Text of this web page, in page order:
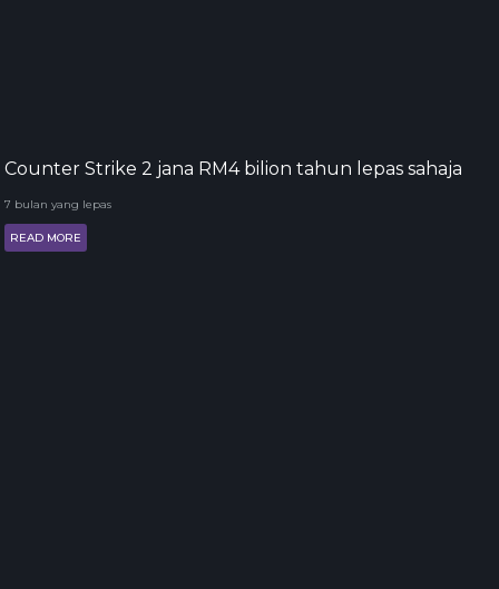
Counter Strike 2 jana RM4 bilion tahun lepas sahaja
7 bulan yang lepas
READ MORE